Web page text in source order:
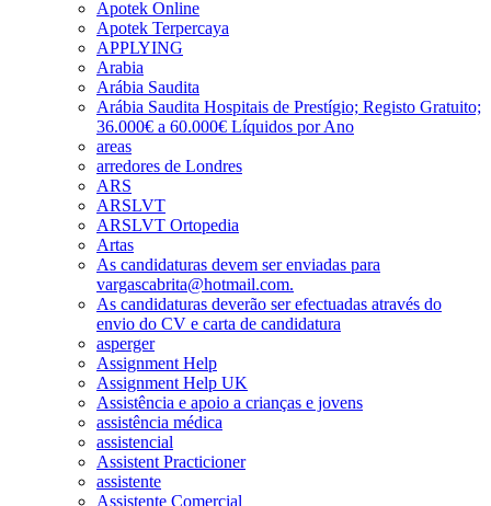
Apotek Online
Apotek Terpercaya
APPLYING
Arabia
Arábia Saudita
Arábia Saudita Hospitais de Prestígio; Registo Gratuito;
36.000€ a 60.000€ Líquidos por Ano
areas
arredores de Londres
ARS
ARSLVT
ARSLVT Ortopedia
Artas
As candidaturas devem ser enviadas para
vargascabrita@hotmail.com.
As candidaturas deverão ser efectuadas através do
envio do CV e carta de candidatura
asperger
Assignment Help
Assignment Help UK
Assistência e apoio a crianças e jovens
assistência médica
assistencial
Assistent Practicioner
assistente
Assistente Comercial